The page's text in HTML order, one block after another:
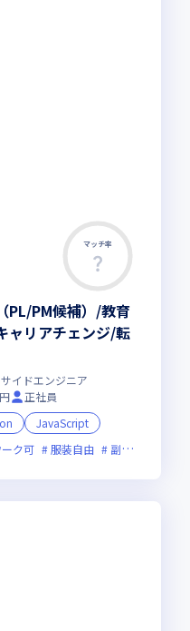
マッチ率
PL/PM候補）/教育
ャリアチェンジ/転
イドエンジニア
正社員
JavaScript
ク可 服装自由 副業可